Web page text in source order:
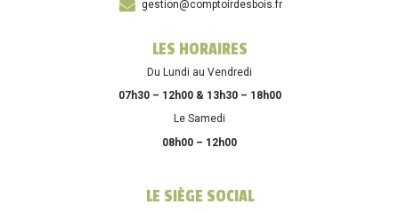
gestion@comptoirdesbois.fr
LES HORAIRES
Du Lundi au Vendredi
07h30 – 12h00 & 13h30 – 18h00
Le Samedi
08h00 – 12h00
LE SIÈGE SOCIAL